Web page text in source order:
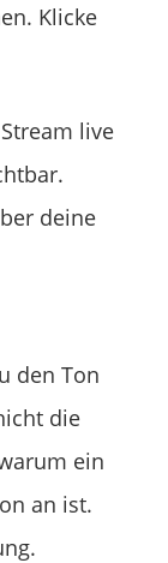
Klicke
live
deine
den Ton
die
ein
an ist.